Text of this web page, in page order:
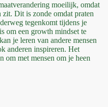
moeilijk, omdat
zit. Dit is zonde omdat praten
tegenkomt tijdens je
om een growth mindset te
je leren van andere mensen
anderen inspireren. Het
om met mensen om je heen